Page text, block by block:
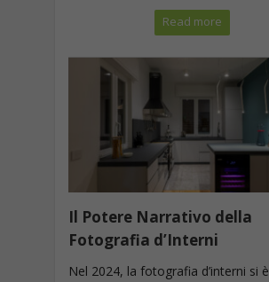
Read more
Il Potere Narrativo della
Fotografia d’Interni
Nel 2024, la fotografia d’interni si è